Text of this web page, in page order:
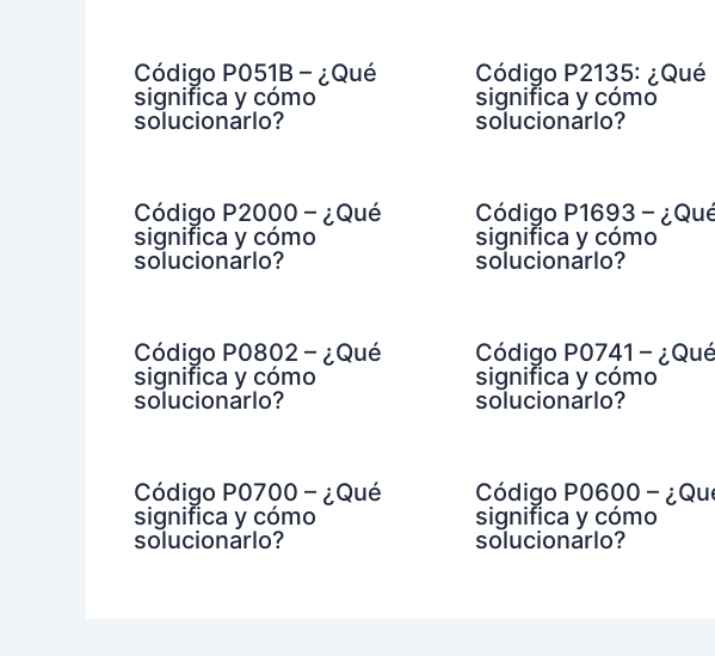
Código P051B – ¿Qué
significa y cómo
solucionarlo?
Código P2135: ¿Qué
significa y cómo
solucionarlo?
Código P2000 – ¿Qué
significa y cómo
solucionarlo?
Código P1693 –
significa y cómo
solucionarlo?
Código P0802 – ¿Qué
significa y cómo
solucionarlo?
Código P0741 – ¿Qué
significa y cómo
solucionarlo?
Código P0700 – ¿Qué
significa y cómo
solucionarlo?
Código P0600 –
significa y cómo
solucionarlo?